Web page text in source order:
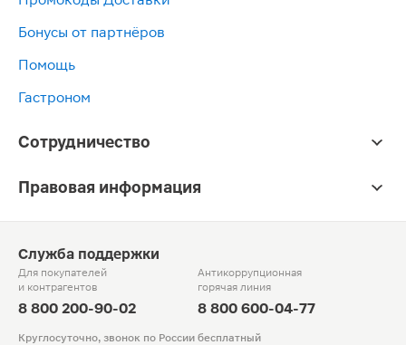
Бонусы от партнёров
Помощь
Гастроном
Сотрудничество
Правовая информация
Служба поддержки
Для покупателей
и контрагентов
8 800 200-90-02
Антикоррупционная
горячая линия
8 800 600-04-77
Круглосуточно, звонок по России бесплатный